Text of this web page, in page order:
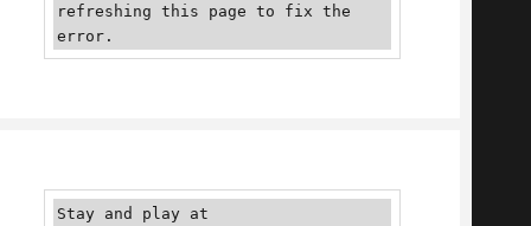
refreshing this page to fix the
error.